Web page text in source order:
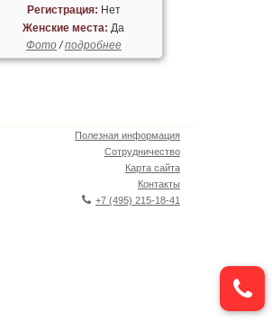
Регистрация: Нет
Женские места: Да
Фото/подробнее
Полезная информация
Сотрудничество
Карта сайта
Контакты
+7 (495) 215-18-41